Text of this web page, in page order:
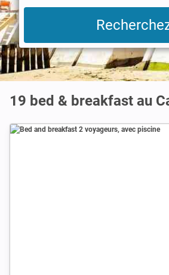
19 bed & breakfast au